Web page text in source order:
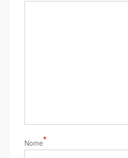
Nome*